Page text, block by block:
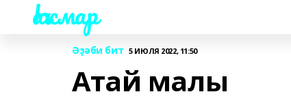
Һаҡмар
Әҙәби бит 5 ИЮЛЯ 2022, 11:50
Атай малы